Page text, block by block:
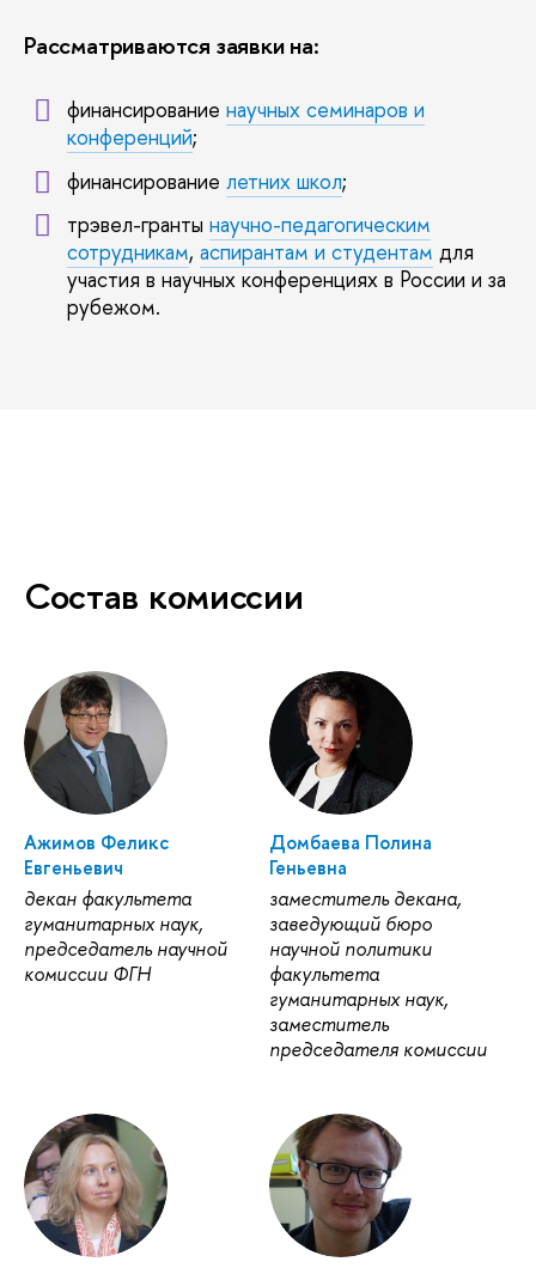
Рассматриваются заявки на:
финансирование научных семинаров и
конференций;
финансирование летних школ;
трэвел-гранты научно-педагогическим
сотрудникам, аспирантам и студентам для
участия в научных конференциях в России и за
рубежом.
Состав комиссии
Ажимов Феликс
Евгеньевич
декан факультета
гуманитарных наук,
председатель научной
комиссии ФГН
Домбаева Полина
Геньевна
заместитель декана,
заведующий бюро
научной политики
факультета
гуманитарных наук,
заместитель
председателя комиссии